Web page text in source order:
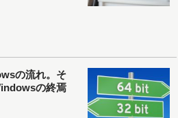
の流れ。そ
の終焉